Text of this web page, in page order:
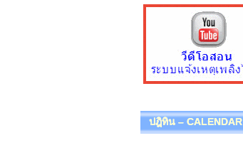
ปฎิทิน – CALENDAR